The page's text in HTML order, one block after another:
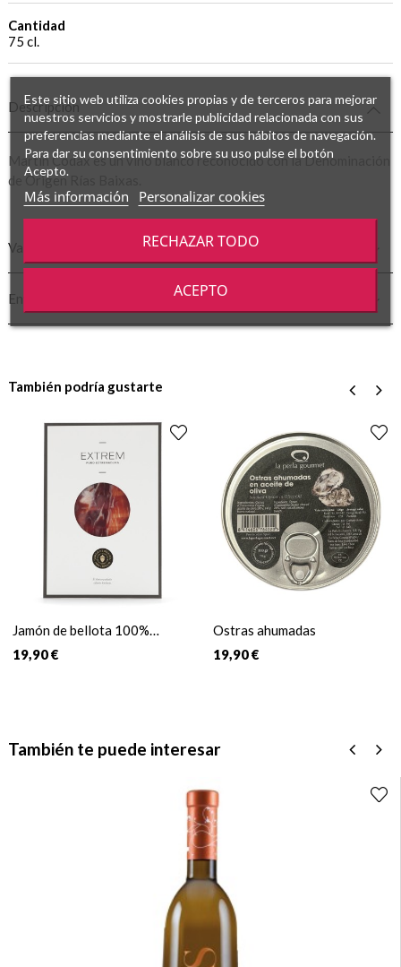
Cantidad
75 cl.
Descripción
Martín Códax es un vino blanco reconocido con la Denominación
de Origen Rías Baixas.
Valoraciones
Envío y Transporte
También podría gustarte
Jamón de bellota 100%
Ibérico
19,90 €
Ostras ahumadas
19,90 €
›
También te puede interesar
›
Este sitio web utiliza cookies propias y de terceros para mejorar
nuestros servicios y mostrarle publicidad relacionada con sus
preferencias mediante el análisis de sus hábitos de navegación.
Para dar su consentimiento sobre su uso pulse el botón
Acepto.
Más información Personalizar cookies
RECHAZAR TODO
ACEPTO